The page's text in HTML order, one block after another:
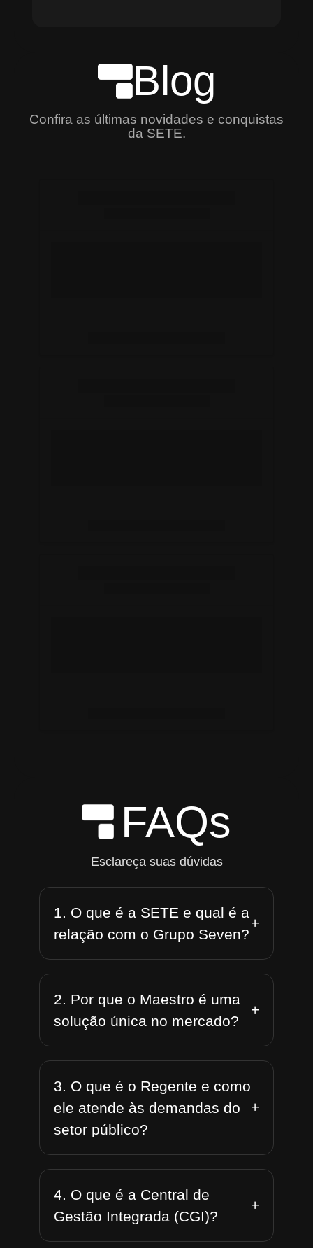
Blog
Confira as últimas novidades e conquistas
da SETE.
FAQs
Esclareça suas dúvidas
1. O que é a SETE e qual é a
relação com o Grupo Seven?
+
2. Por que o Maestro é uma
solução única no mercado?
+
3. O que é o Regente e como
ele atende às demandas do
setor público?
+
4. O que é a Central de
Gestão Integrada (CGI)?
+